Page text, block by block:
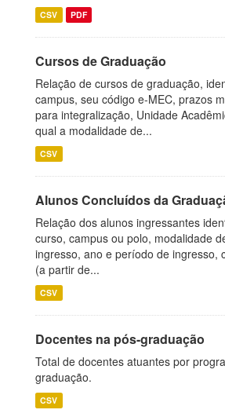
CSV PDF
Cursos de Graduação
Relação de cursos de graduação,
campus, seu código e-MEC, prazos
para integralização, Unidade
qual a modalidade de...
CSV
Alunos Concluídos da
Relação dos alunos ingressantes
curso, campus ou polo, modalidade
ingresso, ano e período de ingresso,
(a partir de...
CSV
Docentes na pós-graduação
Total de docentes atuantes por
graduação.
CSV